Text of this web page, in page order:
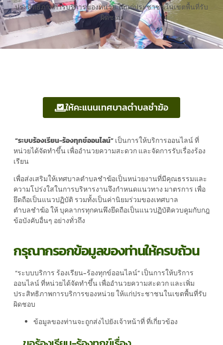
ประสิทธิภาพการบริการของหน่วย ให้แก่ประชาชนในเขตพื้นที่รับ
ผิดชอบ
ให้คะแนนเทศบาลตำบลชำฆ้อ
“ระบบร้องเรียน-ร้องทุกข์ออนไลน์”เป็นการให้บริการออนไลน์ ที่
หน่วยได้จัดทำขึ้น เพื่ออำนวยความสะดวก และจัดการรับเรื่องร้อง
เรียน
เพื่อส่งเสริมให้เทศบาลตําบลชําฆ้อเป็นหน่วยงานที่มีคุณธรรมและ
ความโปร่งใสในการบริหารงานจึงกําหนดแนวทาง มาตรการ เพื่อ
ยึดถือเป็นแนวปฏิบัติ รวมทั้งเป็นค่านิยมร่วมของเทศบาล
ตําบลชําฆ้อ ให้ บุคลากรทุกคนพึงยึดถือเป็นแนวปฏิบัติควบคูมกับกฎ
ข้อบังคับอื่นๆ อย่างทั่วถึง
กรุณากรอกข้อมูลของท่านให้ครบถ้วน
“ระบบบริการ ร้องเรียน-ร้องทุกข์ออนไลน์” เป็นการให้บริการ
ออนไลน์ ที่หน่วยได้จัดทำขึ้น เพื่ออำนวยความสะดวก และเพิ่ม
ประสิทธิภาพการบริการของหน่วย ให้แก่ประชาชนในเขตพื้นที่รับ
ผิดชอบ
ข้อมูลของท่านจะถูกส่งไปยังเจ้าหน้าที่ ที่เกี่ยวข้อง